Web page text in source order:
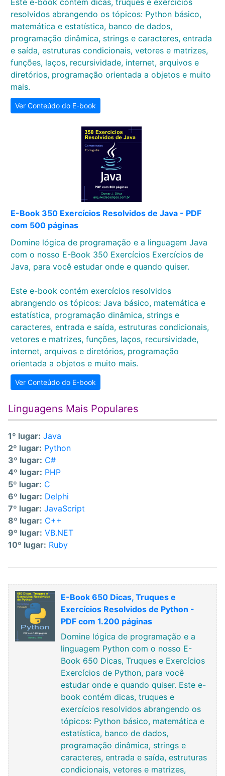
Este e-book contém dicas, truques e exercícios
resolvidos abrangendo os tópicos: Python básico,
matemática e estatística, banco de dados,
programação dinâmica, strings e caracteres, entrada
e saída, estruturas condicionais, vetores e matrizes,
funções, laços, recursividade, internet, arquivos e
diretórios, programação orientada a objetos e muito
mais.
Ver Conteúdo do E-book
E-Book 350 Exercícios Resolvidos de Java - PDF
com 500 páginas
Domine lógica de programação e a linguagem Java
com o nosso E-Book 350 Exercícios Exercícios de
Java, para você estudar onde e quando quiser.
Este e-book contém exercícios resolvidos
abrangendo os tópicos: Java básico, matemática e
estatística, programação dinâmica, strings e
caracteres, entrada e saída, estruturas condicionais,
vetores e matrizes, funções, laços, recursividade,
internet, arquivos e diretórios, programação
orientada a objetos e muito mais.
Ver Conteúdo do E-book
Linguagens Mais Populares
1º lugar: Java
2º lugar: Python
3º lugar: C#
4º lugar: PHP
5º lugar: C
6º lugar: Delphi
7º lugar: JavaScript
8º lugar: C++
9º lugar: VB.NET
10º lugar: Ruby
E-Book 650 Dicas, Truques e
Exercícios Resolvidos de Python -
PDF com 1.200 páginas
Domine lógica de programação e a
linguagem Python com o nosso E-
Book 650 Dicas, Truques e Exercícios
Exercícios de Python, para você
estudar onde e quando quiser. Este e-
book contém dicas, truques e
exercícios resolvidos abrangendo os
tópicos: Python básico, matemática e
estatística, banco de dados,
programação dinâmica, strings e
caracteres, entrada e saída, estruturas
condicionais, vetores e matrizes,